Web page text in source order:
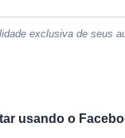
exclusiva de seus
usando o